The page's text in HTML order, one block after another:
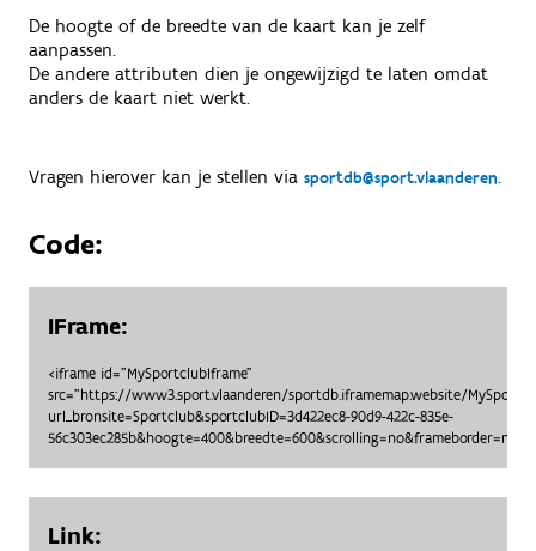
De hoogte of de breedte van de kaart kan je zelf
aanpassen.
De andere attributen dien je ongewijzigd te laten omdat
anders de kaart niet werkt.
Vragen hierover kan je stellen via sportdb@sport.vlaanderen.
Code:
IFrame:
<iframe id="MySportclubIframe"
src="https://www3.sport.vlaanderen/sportdb.iframemap.website/
url_bronsite=Sportclub&sportclubID=3d422ec8-90d9-422c-835e-
Link: